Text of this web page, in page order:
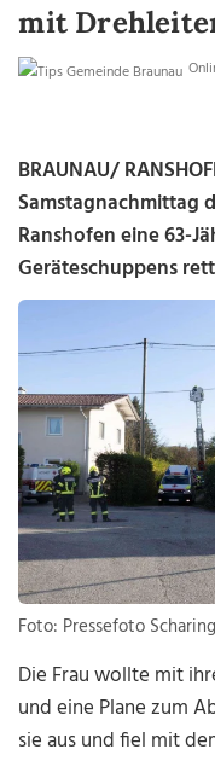
mit
BRAUNAU/
Samstagnachmittag
Ranshofen eine 63-
Geräteschuppens
Foto: Pressefoto
Die Frau wollte mit
und eine Plane zum
sie aus und fiel mit